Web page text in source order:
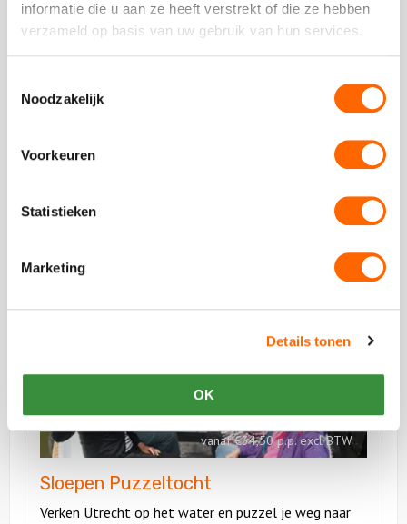
informatie die u aan ze heeft verstrekt of die ze hebben
verzameld op basis van uw gebruik van hun services.
Noodzakelijk
Voorkeuren
Statistieken
Marketing
Details tonen
OK
Bekijk alle reviews
Vergelijkbare uitjes
vanaf €34,50 p.p. excl BTW
Sloepen Puzzeltocht
Verken Utrecht op het water en puzzel je weg naar
Bekijk
Puzzeltocht